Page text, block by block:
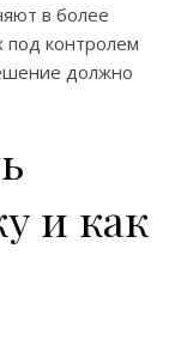
в более
под контролем
должно
и как